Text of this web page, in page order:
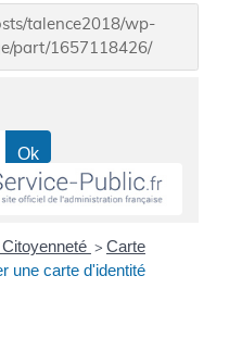
talence2018/wp-
part/1657118426/
> Carte
une carte d'identité